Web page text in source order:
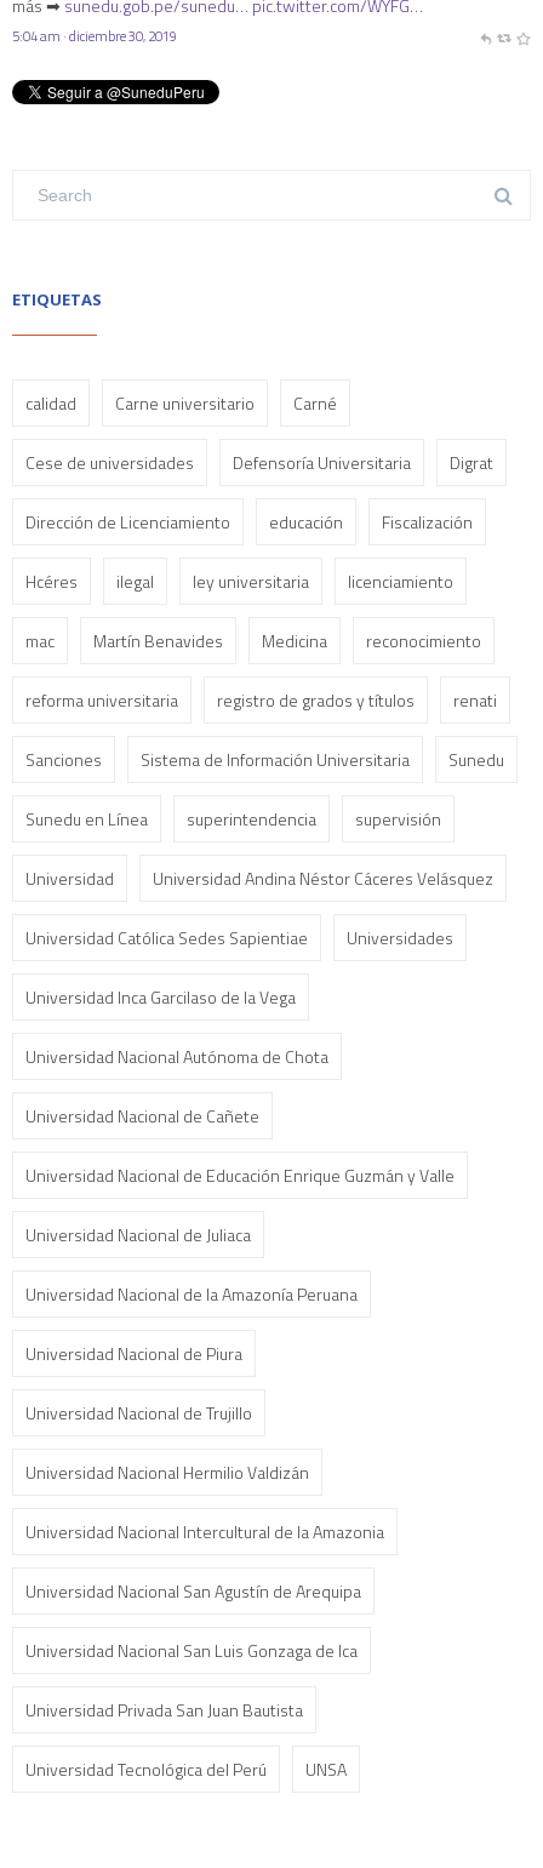
más ➡ sunedu.gob.pe/sunedu… pic.twitter.com/WYFG…
5:04 am · diciembre 30, 2019
ETIQUETAS
calidad Carne universitario Carné
Cese de universidades Defensoría Universitaria Digrat
Dirección de Licenciamiento educación Fiscalización
Hcéres ilegal ley universitaria licenciamiento
mac Martín Benavides Medicina reconocimiento
reforma universitaria registro de grados y títulos renati
Sanciones Sistema de Información Universitaria Sunedu
Sunedu en Línea superintendencia supervisión
Universidad Universidad Andina Néstor Cáceres Velásquez
Universidad Católica Sedes Sapientiae Universidades
Universidad Inca Garcilaso de la Vega
Universidad Nacional Autónoma de Chota
Universidad Nacional de Cañete
Universidad Nacional de Educación Enrique Guzmán y Valle
Universidad Nacional de Juliaca
Universidad Nacional de la Amazonía Peruana
Universidad Nacional de Piura
Universidad Nacional de Trujillo
Universidad Nacional Hermilio Valdizán
Universidad Nacional Intercultural de la Amazonia
Universidad Nacional San Agustín de Arequipa
Universidad Nacional San Luis Gonzaga de Ica
Universidad Privada San Juan Bautista
Universidad Tecnológica del Perú UNSA